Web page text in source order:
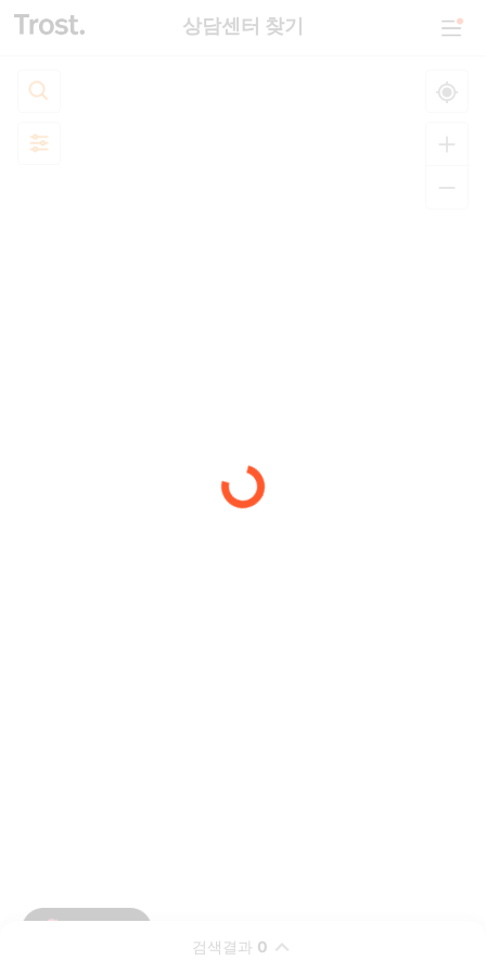
상담센터 찾기
검색결과 0